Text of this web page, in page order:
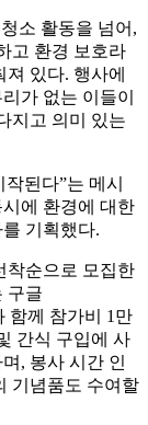
소 활동을 넘어,
고 환경 보호라
있다. 행사에
가 없는 이들이
지고 의미 있는
된다”는 메시
에 환경에 대한
기획했다.
착순으로 모집한
구글
함께 참가비 1만
간식 구입에 사
, 봉사 시간 인
기념품도 수여할